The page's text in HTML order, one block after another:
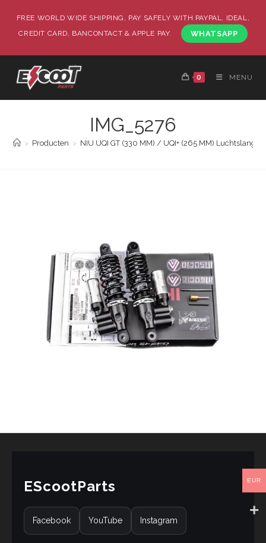
FREE WORLD WIDE SHIPPING, PAY SAFELY WITH PAYPAL, IDEAL,
CREDIT CARD, BANCONTACT & APPLE PAY.
WHATSAPP
0 MENU
IMG_5276
> Producten > NIU UQI GT (330 MM) / UQI+ (265 MM) Luchtslang
EScootParts
Facebook YouTube Instagram
EUR